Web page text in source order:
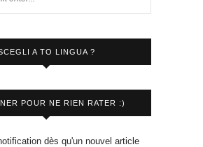
A TO LINGUA ?
POUR NE RIEN RATER :)
dès qu'un nouvel article